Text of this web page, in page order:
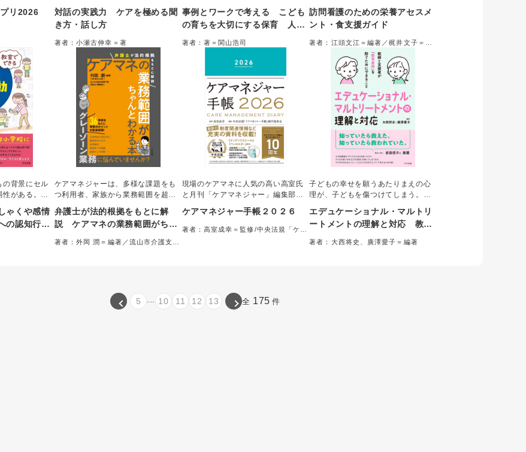
リ2026
話を開く際に大切なことを「３つの
原則」「５つの型」に集約し、事例
をもちいて超実践的に解説した。対
話を展開するときのポイントや注意
点など、支援現場で安全に対話を重
ねていくためのエッセンスが満載。
対話の実践力 ケアを極める聞
き方・話し方
著者：小瀬古伸幸＝著
践をするための知識・ポイントをわ
かりやすく整理。保育現場で役立つ
各種ガイドラインを保育場面の事例
を通して理解できるようにし、個
人・園としての取り組みを具体的に
事例とワークで考える こども
の育ちを大切にする保育 人権
実現する園づくり
著者：著＝関山浩司
援を、疾患・症状別、ステージ別に
まとめた。栄養の基礎知識から、支
援の基本、現場で出会いがちなエピ
ソード、具体的な方法・手技までを
解説。訪問看護師だけでなく看護教
育のテキストとしても活用できる。
訪問看護のための栄養アセスメ
ント・食支援ガイド
著者：江頭文江＝編著／梶井文子＝編
の背景にセル
性がある。そ
の存在も。対
正し、認知の
行動の定着を
ルが欠かせ
ゃくや感情
の認知行動
ケアマネジャーは、多様な課題をも
つ利用者、家族から業務範囲を超え
るような役割を求められることがあ
る。本書では、ケアマネジャーが実
務のなかで判断に迷ういわゆるグレ
ーゾーン業務を取り上げ、その具体
弁護士が法的根拠をもとに解
説 ケアマネの業務範囲がちゃ
著者：外岡 潤＝編著／流山市介護支援
現場のケアマネに人気の高い高室氏
と月刊「ケアマネジャー」編集部が
総力を結集してつくったケアマネ向
け手帳。書き込みやすくて使いやす
いデザインで時間管理をサポートす
ケアマネジャー手帳２０２６
著者：高室成幸＝監修/中央法規「ケア
子どもの幸せを願うあたりまえの心
理が、子どもを傷つけてしまう。
いるエデュケーショナル・マルトリ
ートメントについて、教師と支援者
が正しく理解し、支援するための知
エデュケーショナル・マルトリ
ートメントの理解と対応 教師
著者：大西将史、廣澤愛子＝編著
5 10 11 12 13 全 175 件